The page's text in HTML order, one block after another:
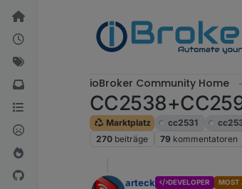
Weiter zum Inhalt
ioBroker Community Home
Marktplatz cc2531
270 beiträge 79 kommentatoren
arteck DEVELOPER MOST